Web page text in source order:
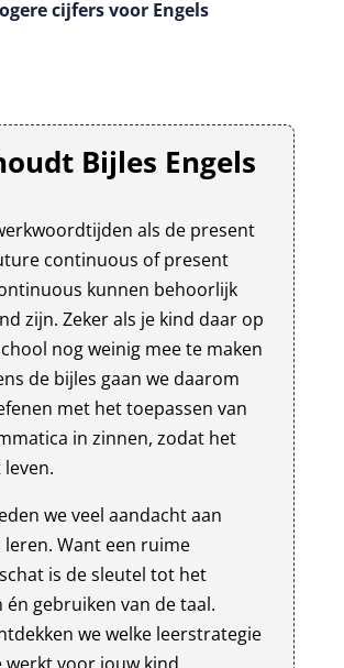
cijfers voor Engels
Bijles Engels
als de present
continuous of present
kunnen behoorlijk
zijn. Zeker als je kind daar op
nog weinig mee te maken
de bijles gaan we daarom
met het toepassen van
in zinnen, zodat het
we veel aandacht aan
Want een ruime
is de sleutel tot het
én gebruiken van de taal.
we welke leerstrategie